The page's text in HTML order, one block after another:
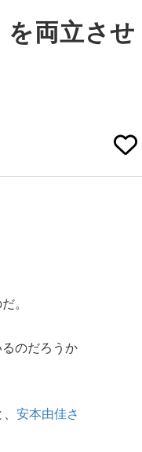
両立させ
。
のだろうか
、安本由佳さ